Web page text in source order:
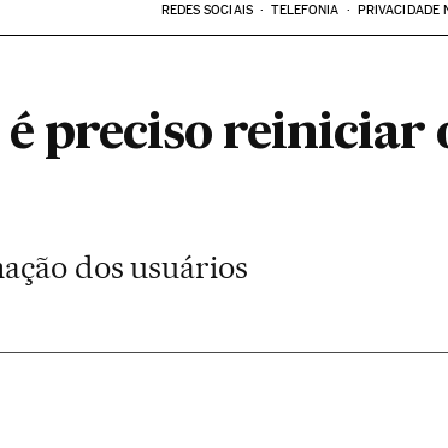
REDES SOCIAIS TELEFONIA PRIVACIDADE
preciso reiniciar
dos usuários